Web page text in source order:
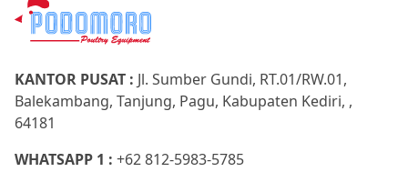
KANTOR PUSAT : Jl. Sumber Gundi, RT.01/RW.01,
Balekambang, Tanjung, Pagu, Kabupaten Kediri, ,
64181
WHATSAPP 1 : +62 812-5983-5785